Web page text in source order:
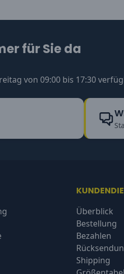
für Sie da
von 09:00 bis 17:30
Überblick
Bestellung
Bezahlen
Shipping